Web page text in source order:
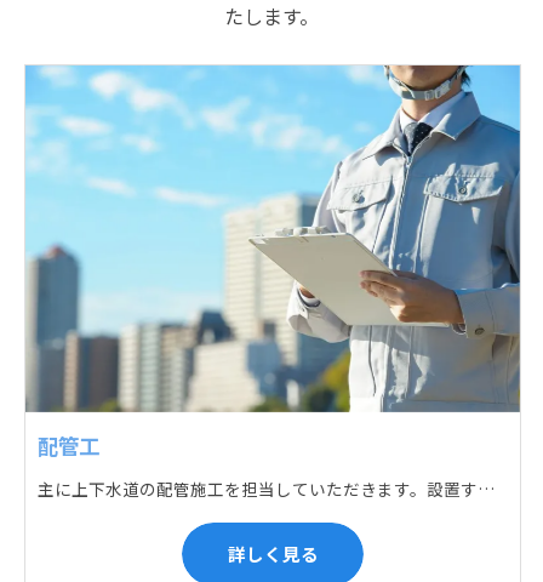
たします。
配管工
主に上下水道の配管施工を担当していただきます。設置する場所に応じて配管の形状や流れを工夫する管加工、ねじ切り、管締め、そして管据付作業になり、5人以上のチームで動くことが多いです。
詳しく見る